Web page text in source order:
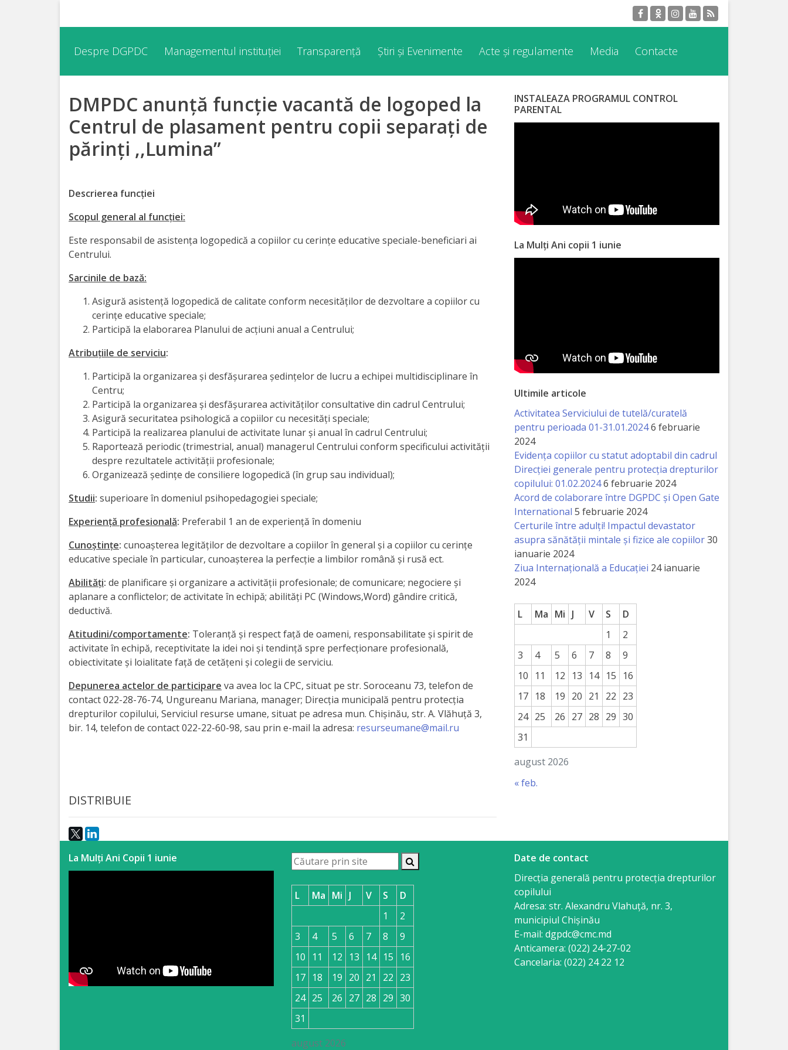
DGPDC
Informații
despre
DGPDC
Strategia
audienței
Managementul
activitate
Parteneriate
Rapoarte
activitate
Transparență
Achiziții
publice
Invitații
participare
Planuri
Anticorupție
Evenimente
Legislație
Despre DGPDC Managementul instituției Transparență Știri și Evenimente Acte și regulamente Media Contacte
DMPDC anunță funcție vacantă de logoped la
Centrul de plasament pentru copii separați de
părinți ,,Lumina”
Descrierea funcției
Scopul general al funcţiei:
Este responsabil de asistenţa logopedică a copiilor cu cerinţe educative speciale-beneficiari ai
Centrului.
Sarcinile de bază:
Asigură asistenţă logopedică de calitate conform necesităţilor de dezvoltare a copiilor cu
cerinţe educative speciale;
Participă la elaborarea Planului de acţiuni anual a Centrului;
Atribuţiile de serviciu:
Participă la organizarea şi desfăşurarea şedinţelor de lucru a echipei multidisciplinare în
Centru;
Participă la organizarea şi desfăşurarea activităţilor consultative din cadrul Centrului;
Asigură securitatea psihologică a copiilor cu necesităţi speciale;
Participă la realizarea planului de activitate lunar şi anual în cadrul Centrului;
Raportează periodic (trimestrial, anual) managerul Centrului conform specificului activităţii
despre rezultatele activităţii profesionale;
Organizează şedinţe de consiliere logopedică (în grup sau individual);
Studii: superioare în domeniul psihopedagogiei speciale;
Experienţă profesională: Preferabil 1 an de experienţă în domeniu
Cunoştinţe: cunoaşterea legităţilor de dezvoltare a copiilor în general şi a copiilor cu cerinţe
educative speciale în particular, cunoaşterea la perfecţie a limbilor română şi rusă ect.
Abilităţi: de planificare şi organizare a activităţii profesionale; de comunicare; negociere şi
aplanare a conflictelor; de activitate în echipă; abilităţi PC (Windows,Word) gândire critică,
deductivă.
Atitudini/comportamente: Toleranţă şi respect faţă de oameni, responsabilitate şi spirit de
activitate în echipă, receptivitate la idei noi şi tendinţă spre perfecţionare profesională,
obiectivitate şi loialitate faţă de cetăţeni şi colegii de serviciu.
Depunerea actelor de participare va avea loc la CPC, situat pe str. Soroceanu 73, telefon de
contact 022-28-76-74, Ungureanu Mariana, manager; Direcţia municipală pentru protecţia
drepturilor copilului, Serviciul resurse umane, situat pe adresa mun. Chişinău, str. A. Vlăhuţă 3,
bir. 14, telefon de contact 022-22-60-98, sau prin e-mail la adresa: resurseumane@mail.ru
DISTRIBUIE
INSTALEAZA PROGRAMUL CONTROL
PARENTAL
La Mulți Ani copii 1 iunie
Ultimile articole
Activitatea Serviciului de tutelă/curatelă
pentru perioada 01-31.01.20246 februarie
2024
Evidența copiilor cu statut adoptabil din cadrul
Direcției generale pentru protecția drepturilor
copilului: 01.02.20246 februarie 2024
Acord de colaborare între DGPDC și Open Gate
International 5 februarie 2024
Certurile între adulți! Impactul devastator
asupra sănătății mintale și fizice ale copiilor30
ianuarie 2024
Ziua Internațională a Educației 24 ianuarie
2024
august 2026
L Ma Mi J V S
D
1
2
3
4 5 6 7 8
9
10
11 12 13 14 15
16
17 18 19 20 21 22 23
24 25 26 27 28 29 30
31
« feb.
La Mulți Ani Copii 1 iunie
august 2026
L Ma Mi J V S
D
1
2
3
4 5 6 7 8
9
10
11 12 13 14 15
16
17 18 19 20 21 22 23
24 25 26 27 28 29 30
31
Date de contact
Direcția generală pentru protecția drepturilor
copilului
Adresa: str. Alexandru Vlahuţă, nr. 3,
municipiul Chişinău
E-mail: dgpdc@cmc.md
Anticamera: (022) 24-27-02
Cancelaria: (022) 24 22 12